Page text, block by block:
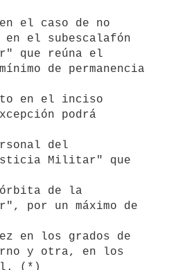
el caso de no
el subescalafón
que reúna el
de permanencia
en el inciso
podrá
del
Militar" que
de la
por un máximo de
en los grados de
y otra, en los